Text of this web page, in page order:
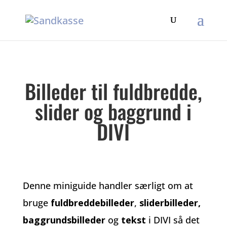
Billeder til fuldbredde,
slider og baggrund i
DIVI
Denne miniguide handler særligt om at
bruge fuldbreddebilleder, sliderbilleder,
baggrundsbillederog tekst i DIVI så det